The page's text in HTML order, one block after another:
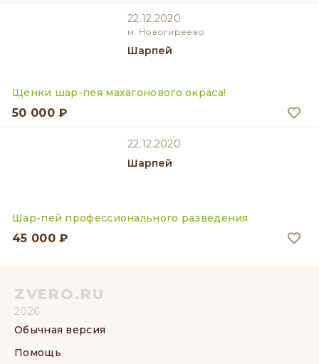
22.12.2020
м. Новогиреево
Шарпей
Щенки шар-пея махагонового окраса!
50 000 ₽
22.12.2020
Шарпей
Шар-пей профессионального разведения
45 000 ₽
ZVERO.RU
2026
Обычная версия
Помощь